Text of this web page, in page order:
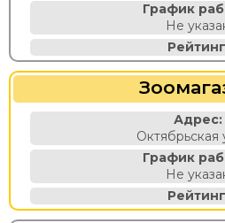
График
Не
Адрес:
Октябрьская
График
Не